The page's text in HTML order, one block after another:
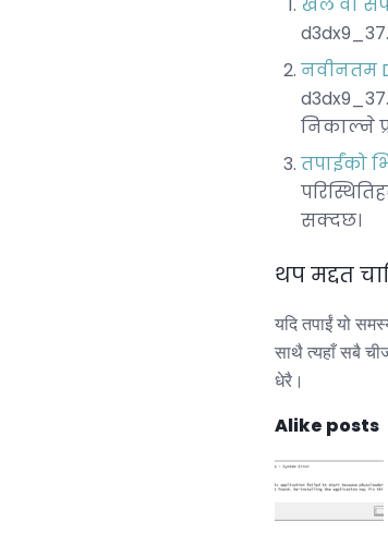
नवीनतम
निकाल्ने
तपाईंको
सक्दछ।
थप मद्दत
यदि तपाईं यो
साथै त्यहाँ सबै
धेरै।
Alike posts